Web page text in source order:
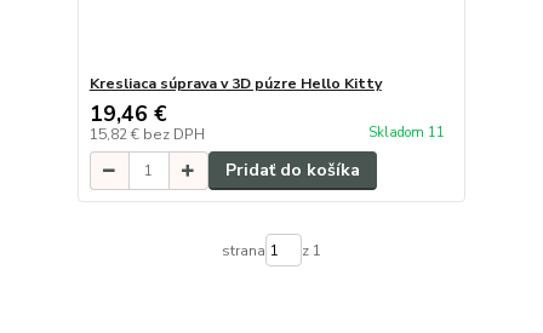
Kresliaca súprava v 3D púzre Hello Kitty
19,46 €
15,82 € bez DPH Skladom 11
Pridať do košíka
strana z 1